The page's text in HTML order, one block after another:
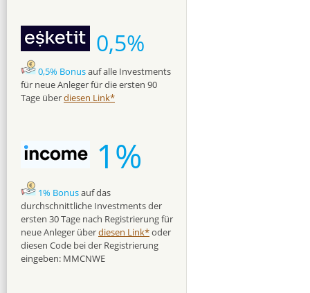
0,5%
0,5% Bonusauf alle Investments
für neue Anleger für die ersten 90
Tage überdiesen Link*
1%
1% Bonusauf das
durchschnittliche Investments der
ersten 30 Tage nach Registrierung für
neue Anleger überdiesen Link*oder
diesen Code bei der Registrierung
eingeben: MMCNWE